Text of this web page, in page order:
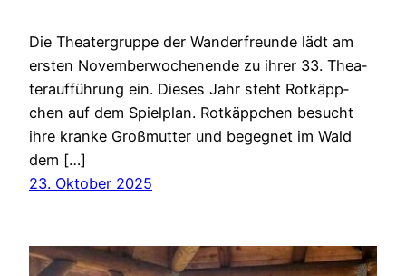
Die Thea­ter­grup­pe der Wan­der­freun­de lädt am
ers­ten Novem­ber­wo­chen­en­de zu ihrer 33. Thea­
ter­auf­füh­rung ein. Die­ses Jahr steht Rot­käpp­
chen auf dem Spiel­plan. Rot­käpp­chen besucht
ihre kran­ke Groß­mutter und begeg­net im Wald
dem […]
23. Oktober 2025